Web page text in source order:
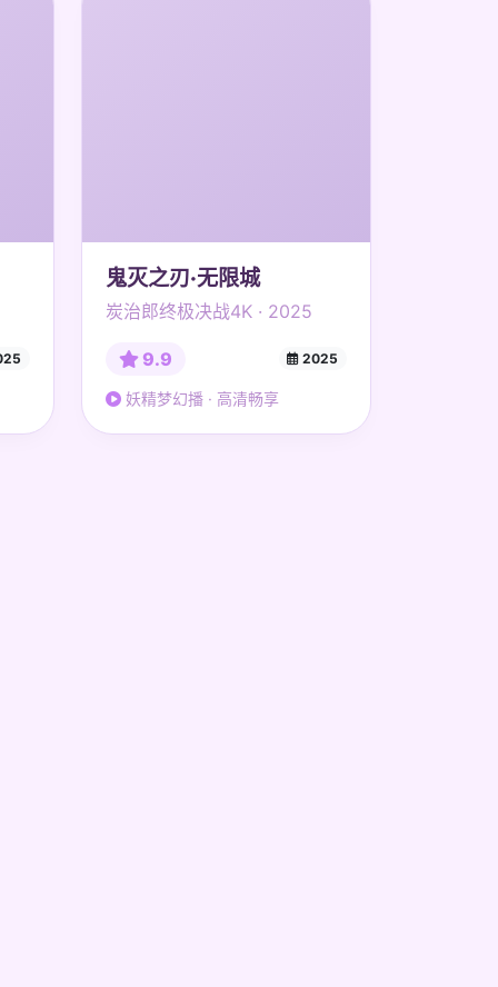
鬼灭之刃·无限城
炭治郎终极决战4K · 2025
9.9 2025
妖精梦幻播 · 高清畅享